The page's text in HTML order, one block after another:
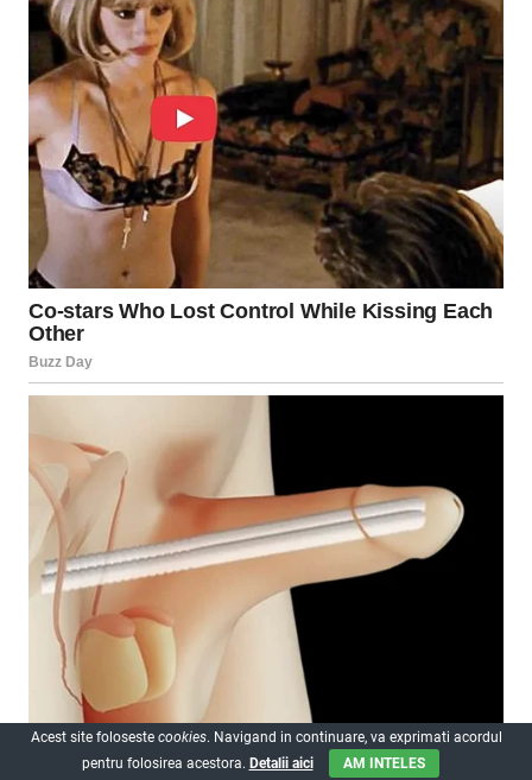
Acest site foloseste cookies. Navigand in continuare, va exprimati acordul
pentru folosirea acestora. Detalii aici AM INTELES